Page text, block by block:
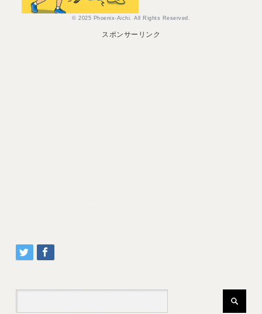
© 2025 Phoenix-Aichi. All Rights Reserved.
スポンサーリンク